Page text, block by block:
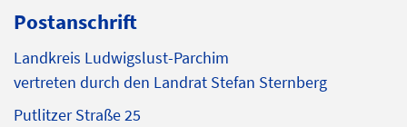
Postanschrift
Landkreis Ludwigslust-Parchim
vertreten durch den Landrat Stefan Sternberg
Putlitzer Straße 25